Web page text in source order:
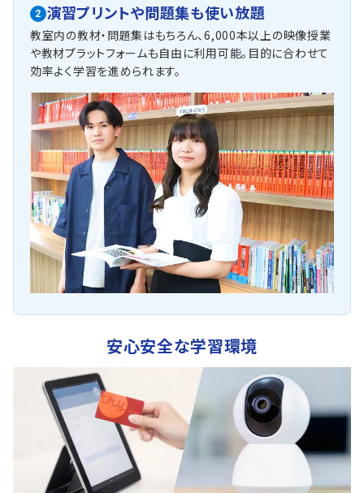
2 演習プリントや問題集も使い放題
教室内の教材・問題集はもちろん、6,000本以上の映像授業
や教材プラットフォームも自由に利用可能。目的に合わせて
効率よく学習を進められます。
安心安全な学習環境